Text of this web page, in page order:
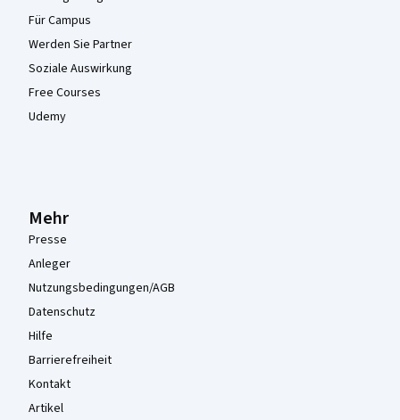
Für Campus
Werden Sie Partner
Soziale Auswirkung
Free Courses
Udemy
Mehr
Presse
Anleger
Nutzungsbedingungen/AGB
Datenschutz
Hilfe
Barrierefreiheit
Kontakt
Artikel